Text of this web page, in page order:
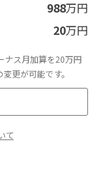
988万円
20万円
ナス月加算を20万円
更が可能です。
て